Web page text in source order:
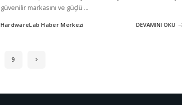
güvenilir markasını ve güçlü ...
Posted
HardwareLab Haber Merkezi DEVAMINI OKU
9